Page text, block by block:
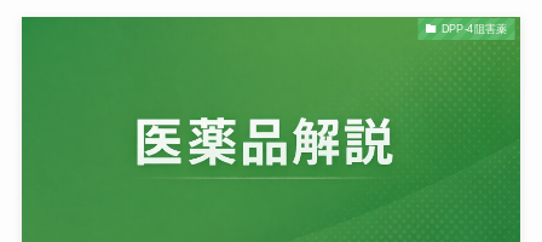
DPP-4阻害薬